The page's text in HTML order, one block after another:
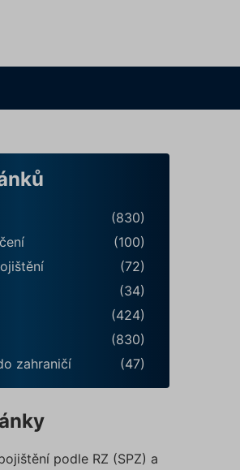
(830)
(100)
(72)
(34)
(424)
(830)
zahraničí
(47)
podle RZ (SPZ) a